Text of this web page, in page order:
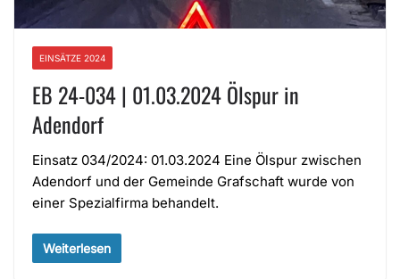
EINSÄTZE 2024
EB 24-034 | 01.03.2024 Ölspur in
Adendorf
Einsatz 034/2024: 01.03.2024 Eine Ölspur zwischen
Adendorf und der Gemeinde Grafschaft wurde von
einer Spezialfirma behandelt.
Weiterlesen